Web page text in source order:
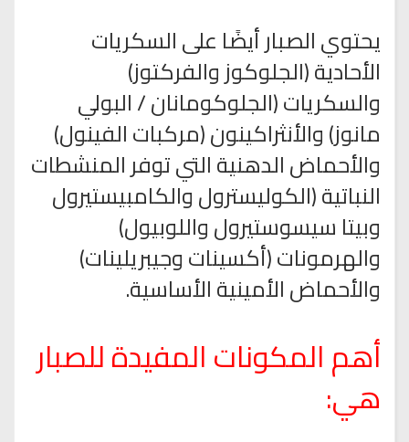
يحتوي الصبار أيضًا على السكريات
الأحادية (الجلوكوز والفركتوز)
والسكريات (الجلوكومانان / البولي
مانوز) والأنثراكينون (مركبات الفينول)
والأحماض الدهنية التي توفر المنشطات
النباتية (الكوليسترول والكامبيستيرول
وبيتا سيسوستيرول واللوبيول)
والهرمونات (أكسينات وجيبريلينات)
والأحماض الأمينية الأساسية.
أهم المكونات المفيدة للصبار
هي: